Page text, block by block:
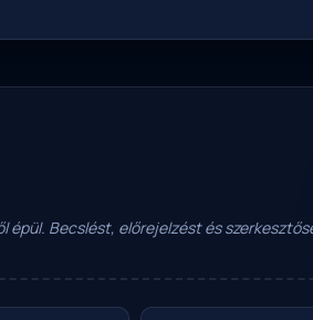
épül. Becslést, előrejelzést és